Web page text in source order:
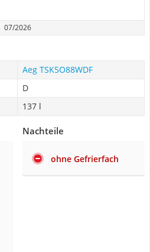
07/2026
Aeg TSK5O88WDF
D
137 l
Nachteile
ohne Gefrierfach